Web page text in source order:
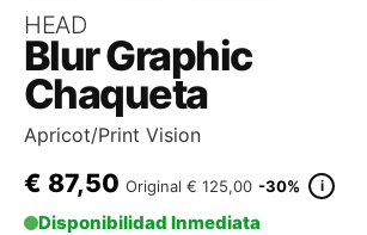
HEAD
Blur Graphic
Chaqueta
Apricot/Print Vision
€ 87,50 Original € 125,00 -30% i
Disponibilidad Inmediata